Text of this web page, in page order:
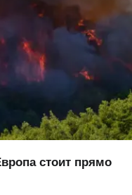
стоит прямо